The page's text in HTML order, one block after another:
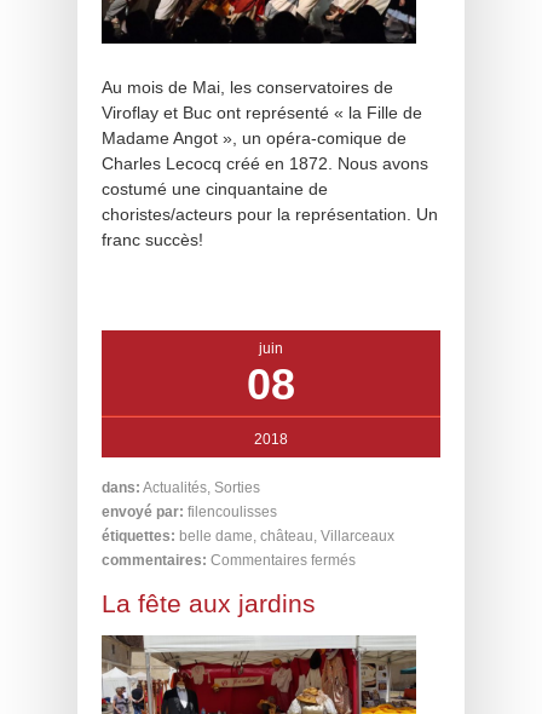
Au mois de Mai, les conservatoires de
Viroflay et Buc ont représenté « la Fille de
Madame Angot », un opéra-comique de
Charles Lecocq créé en 1872. Nous avons
costumé une cinquantaine de
choristes/acteurs pour la représentation. Un
franc succès!
juin
08
2018
dans: Actualités, Sorties
envoyé par: filencoulisses
étiquettes: belle dame, château, Villarceaux
commentaires: Commentaires fermés
La fête aux jardins